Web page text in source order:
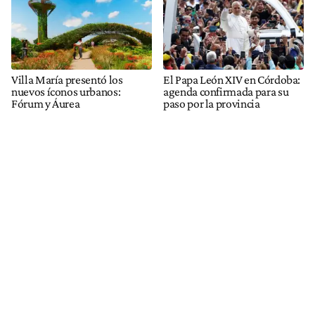
Villa María presentó los
nuevos íconos urbanos:
Fórum y Áurea
El Papa León XIV en Córdoba:
agenda confirmada para su
paso por la provincia